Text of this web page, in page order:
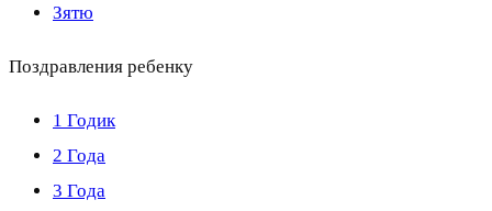
Зятю
Поздравления ребенку
1 Годик
2 Года
3 Года